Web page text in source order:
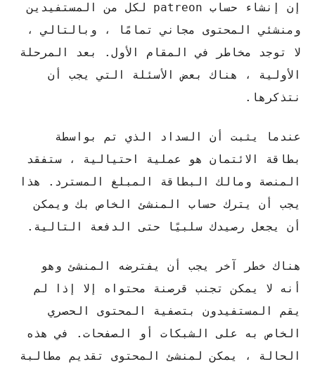
إن إنشاء حساب patreon لكل من المستفيدين
ومنشئي المحتوى مجاني تمامًا ، وبالتالي ،
لا توجد مخاطر في المقام الأول. بعد المرحلة
الأولية ، هناك بعض الأسئلة التي يجب أن
نتذكرها.
عندما يثبت أن السداد الذي تم بواسطة
بطاقة الائتمان هو عملية احتيالية ، ستفقد
المنصة ومالك البطاقة المبلغ المسترد. هذا
يجب أن يترك حساب المنشئ الخاص بك ويمكن
أن يجعل رصيدك سلبيًا حتى الدفعة التالية.
هناك خطر آخر يجب أن يفترضه المنشئ وهو
أنه لا يمكن تجنب قرصنة محتواه إلا إذا لم
يقم المستفيدون بتصفية المحتوى الحصري
الخاص به على الشبكات أو الصفحات. في هذه
الحالة ، يمكن لمنشئ المحتوى تقديم مطالبة